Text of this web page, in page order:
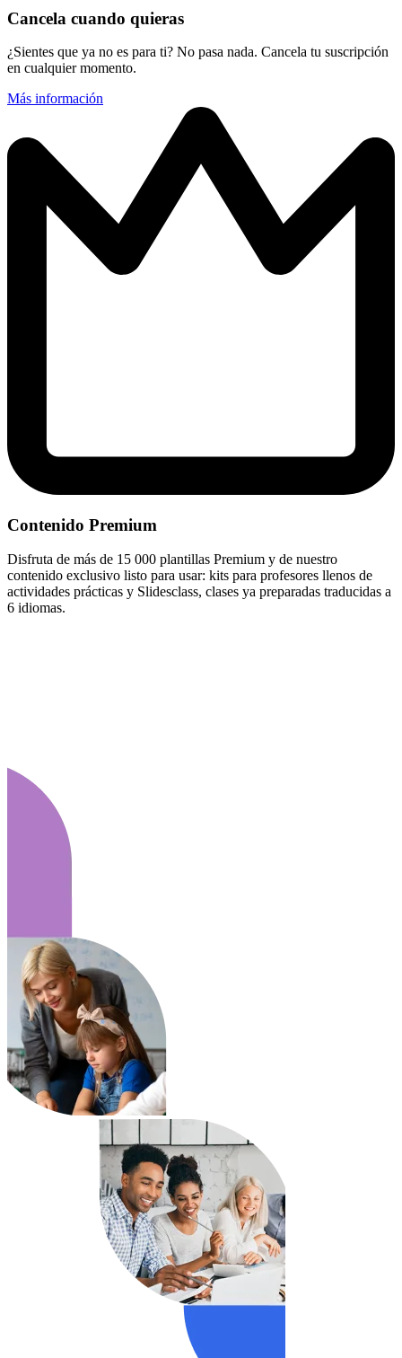
Cancela cuando quieras
¿Sientes que ya no es para ti? No pasa nada. Cancela tu suscripción
en cualquier momento.
Más información
Contenido Premium
Disfruta de más de 15 000 plantillas Premium y de nuestro
contenido exclusivo listo para usar: kits para profesores llenos de
actividades prácticas y Slidesclass, clases ya preparadas traducidas a
6 idiomas.